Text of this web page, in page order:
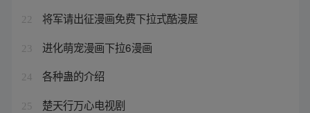
22 将军请出征漫画免费下拉式酷漫屋
23 进化萌宠漫画下拉6漫画
24 各种蛊的介绍
25 楚天行万心电视剧